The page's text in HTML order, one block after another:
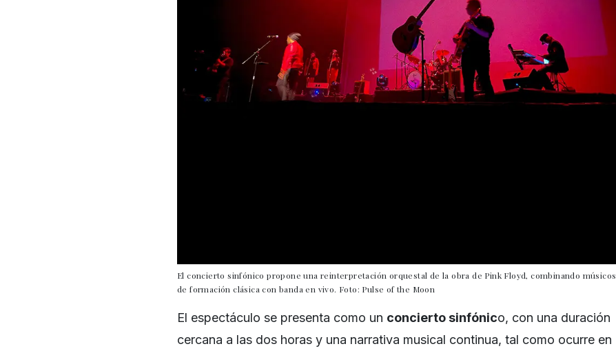
El concierto sinfónico propone una reinterpretación orquestal de la obra de Pink Floyd, combinando músicos
de formación clásica con banda en vivo. Foto: Pulse of the Moon
El espectáculo se presenta como un concierto sinfónico, con una duración
cercana a las dos horas y una narrativa musical continua, tal como ocurre en